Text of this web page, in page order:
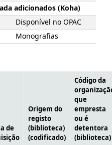
adicionados (Koha)
Disponível no OPAC
Monografias
de
Origem do
registo
(biblioteca)
(codificado)
Código da
que
empresta
ou é
detentora
(biblioteca)